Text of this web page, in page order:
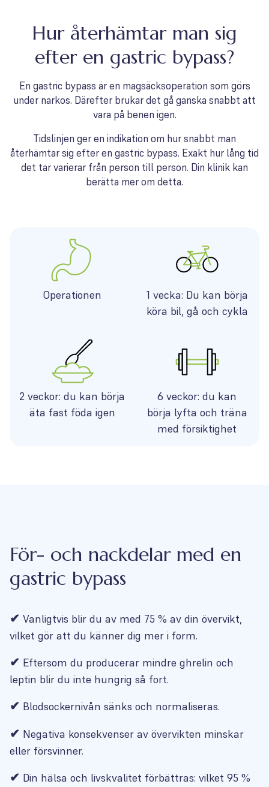
Hur återhämtar man sig
efter en gastric bypass?
En gastric bypass är en magsäcksoperation som görs
under narkos. Därefter brukar det gå ganska snabbt att
vara på benen igen.
Tidslinjen ger en indikation om hur snabbt man
återhämtar sig efter en gastric bypass. Exakt hur lång tid
det tar varierar från person till person. Din klinik kan
berätta mer om detta.
Operationen
1 vecka: Du kan börja
köra bil, gå och cykla
2 veckor: du kan börja
äta fast föda igen
6 veckor: du kan
börja lyfta och träna
med försiktighet
För- och nackdelar med en
gastric bypass
✔ Vanligtvis blir du av med 75 % av din övervikt,
vilket gör att du känner dig mer i form.
✔ Eftersom du producerar mindre ghrelin och
leptin blir du inte hungrig så fort.
✔ Blodsockernivån sänks och normaliseras.
✔ Negativa konsekvenser av övervikten minskar
eller försvinner.
✔ Din hälsa och livskvalitet förbättras: vilket 95 %